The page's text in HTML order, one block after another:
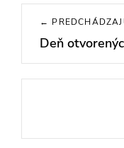
Navigácia
článku
←
Previous
post:
Deň
post: